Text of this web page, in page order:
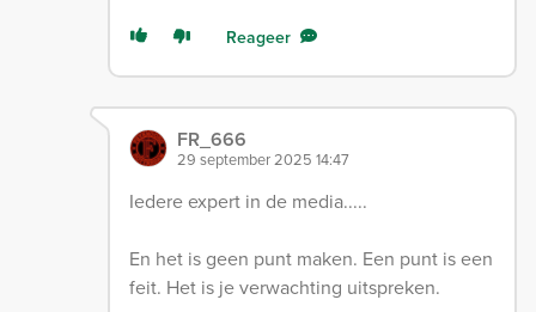
Reageer
FR_666
29 september 2025 14:47
Iedere expert in de media.....
En het is geen punt maken. Een punt is een
feit. Het is je verwachting uitspreken.